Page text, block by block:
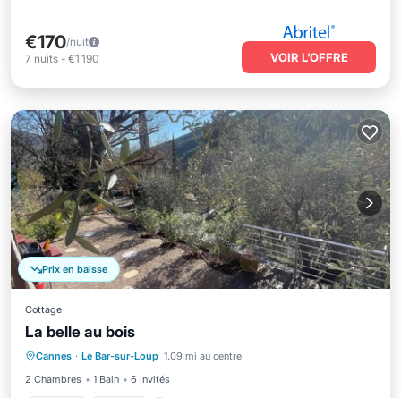
€170/nuit
7 nuits - €1,190 VOIR L’OFFRE
Prix en baisse
Cottage
La belle au bois
Cannes · Le Bar-sur-Loup 1.09 mi au centre
2 Chambres
1 Bain 6 Invités
Parking
Cuisine